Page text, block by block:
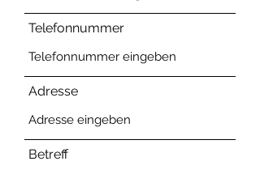
Telefonnummer
Adresse
Betreff